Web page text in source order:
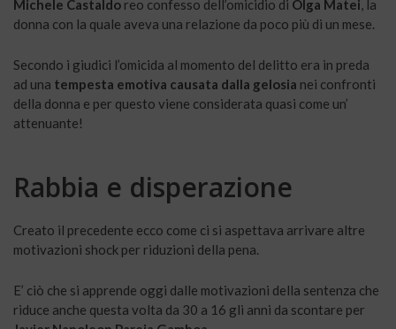
Michele Castaldo reo confesso dell’omicidio di Olga Matei , la
donna con la quale aveva una relazione da poco più di un mese.
Secondo i giudici l’omicida al momento del delitto era in preda
ad una tempesta emotiva causata dalla gelosia nei confronti
della donna e per questo viene considerata quasi come un’
attenuante!
Rabbia e disperazione
Creato il precedente ecco come ci si aspettava arrivare altre
motivazioni shock per riduzioni della pena.
E’ ciò che si apprende oggi dalle motivazioni della sentenza che
riduce anche questa volta da 30 a 16 gli anni da scontare per